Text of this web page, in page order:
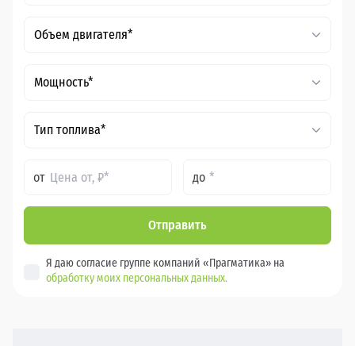
Объем двигателя*
Мощность*
Тип топлива*
от до
Отправить
Я даю согласие группе компаний «Прагматика» на
обработку моих персональных данных.